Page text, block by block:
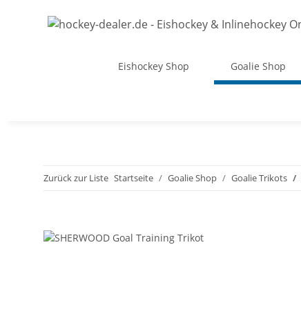
Eishockey Shop Goalie Shop
Zurück zur Liste Startseite Goalie Shop Goalie Trikots